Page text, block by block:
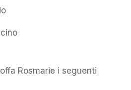
Rosmarie i seguenti